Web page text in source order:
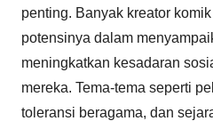
penting. Banyak kreator
potensinya dalam
meningkatkan kesadaran
mereka. Tema-tema seperti
toleransi beragama, dan